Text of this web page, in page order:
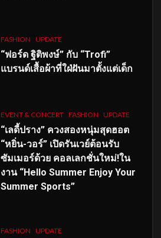
FASHION UPDATE
“ฟอร์ด ฐิติพงษ์” กับ “Trofi”
แบรนด์เสื้อผ้าที่ใฝ่ฝันมาตั้งแต่เด็ก
EVENT & CONCERT FASHION UPDATE
“เลดี้ปราง” ควงสองหนุ่มสุดฮอต
“หยิ่น-วอร์” เปิดรันเวย์ต้อนรับ
ซัมเมอร์ด้วย คอลเลกชั่นใหม่!ใน
งาน “Hello Summer Enjoy Your
Summer Sports”
FASHION UPDATE